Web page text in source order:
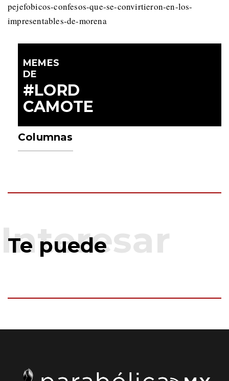
pejefobicos-confesos-que-se-convirtieron-en-los-
impresentables-de-morena
MEMES
DE
#LORD
CAMOTE
Columnas
Te puede